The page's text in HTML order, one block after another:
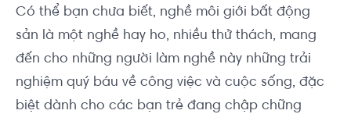
Có thể bạn chưa biết, nghề môi giới bất động
sản là một nghề hay ho, nhiều thử thách, mang
đến cho những người làm nghề này những trải
nghiệm quý báu về công việc và cuộc sống, đặc
biệt dành cho các bạn trẻ đang chập chững